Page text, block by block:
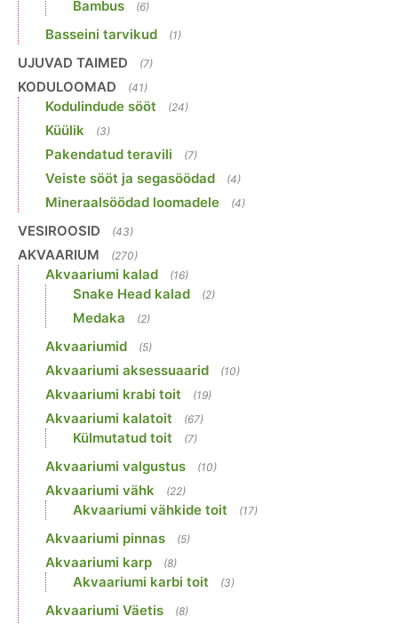
Bambus (6)
Basseini tarvikud (1)
UJUVAD TAIMED (7)
KODULOOMAD (41)
Kodulindude sööt (24)
Küülik (3)
Pakendatud teravili (7)
Veiste sööt ja segasöödad (4)
Mineraalsöödad loomadele (4)
VESIROOSID (43)
AKVAARIUM (270)
Akvaariumi kalad (16)
Snake Head kalad (2)
Medaka (2)
Akvaariumid (5)
Akvaariumi aksessuaarid (10)
Akvaariumi krabi toit (19)
Akvaariumi kalatoit (67)
Külmutatud toit (7)
Akvaariumi valgustus (10)
Akvaariumi vähk (22)
Akvaariumi vähkide toit (17)
Akvaariumi pinnas (5)
Akvaariumi karp (8)
Akvaariumi karbi toit (3)
Akvaariumi Väetis (8)